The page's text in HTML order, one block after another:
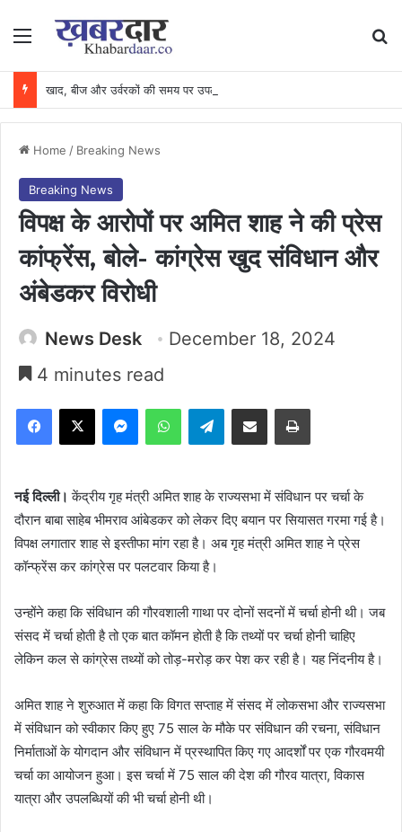
Menu
Home / Breaking News
Breaking News
विपक्ष के आरोपों पर अमित शाह ने की प्रेस
कांफ्रेंस, बोले- कांग्रेस खुद संविधान और
अंबेडकर विरोधी
News Desk
December 18, 2024
4 minutes read
Facebook
X MessengerWhatsAppTelegramShare via Email Print
नई दिल्ली। केंद्रीय गृह मंत्री अमित शाह के राज्यसभा में संविधान पर चर्चा के
दौरान बाबा साहेब भीमराव आंबेडकर को लेकर दिए बयान पर सियासत गरमा गई है।
विपक्ष लगातार शाह से इस्तीफा मांग रहा है। अब गृह मंत्री अमित शाह ने प्रेस
कॉन्फ्रेंस कर कांग्रेस पर पलटवार किया है।
उन्होंने कहा कि संविधान की गौरवशाली गाथा पर दोनों सदनों में चर्चा होनी थी। जब
संसद में चर्चा होती है तो एक बात कॉमन होती है कि तथ्यों पर चर्चा होनी चाहिए
लेकिन कल से कांग्रेस तथ्यों को तोड़-मरोड़ कर पेश कर रही है। यह निंदनीय है।
अमित शाह ने शुरुआत में कहा कि विगत सप्ताह में संसद में लोकसभा और राज्यसभा
में संविधान को स्वीकार किए हुए 75 साल के मौके पर संविधान की रचना, संविधान
निर्माताओं के योगदान और संविधान में प्रस्थापित किए गए आदर्शों पर एक गौरवमयी
चर्चा का आयोजन हुआ। इस चर्चा में 75 साल की देश की गौरव यात्रा, विकास
यात्रा और उपलब्धियों की भी चर्चा होनी थी।